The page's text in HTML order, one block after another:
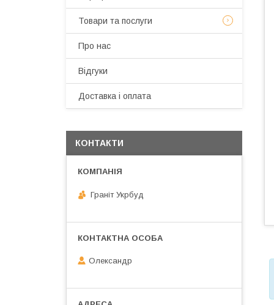
Товари та послуги
Про нас
Відгуки
Доставка і оплата
КОНТАКТИ
Граніт Укрбуд
Олександр